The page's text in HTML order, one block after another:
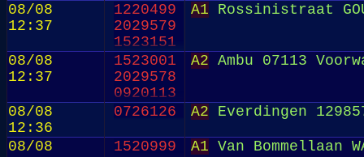
08/08
12:37
1220499
2029579
1523151
A1 Rossinistraat
08/08
12:37
1523001
2029578
0920113
A2 Ambu 07113
08/08
12:36
0726126 A2 Everdingen
08/08
1520999 A1 Van Bommellaan